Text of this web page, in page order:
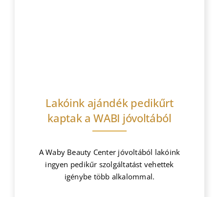
Lakóink ajándék pedikűrt
kaptak a WABI jóvoltából
A Waby Beauty Center jóvoltából lakóink
ingyen pedikűr szolgáltatást vehettek
igénybe több alkalommal.